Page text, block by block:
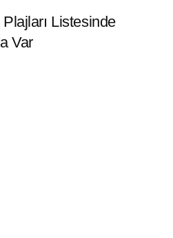
Listesinde
Var